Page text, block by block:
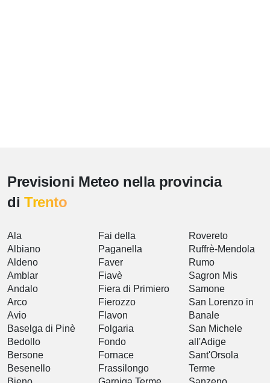
Previsioni Meteo nella provincia
di Trento
Ala
Albiano
Aldeno
Amblar
Andalo
Arco
Avio
Baselga di Pinè
Bedollo
Bersone
Besenello
Fai della
Paganella
Faver
Fiavè
Fiera di Primiero
Fierozzo
Flavon
Folgaria
Fondo
Fornace
Frassilongo
Rovereto
Ruffrè-Mendola
Rumo
Sagron Mis
Samone
San Lorenzo in
Banale
San Michele
all'Adige
Sant'Orsola
Terme